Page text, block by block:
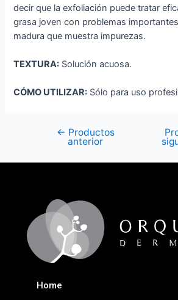
decir que la exfoliación puede tratar
grasa joven con problemas
madura que muestra impurezas.
TEXTURA: Solución acuosa.
CÓMO UTILIZAR: Sólo para uso
← Productos
anterior
Home